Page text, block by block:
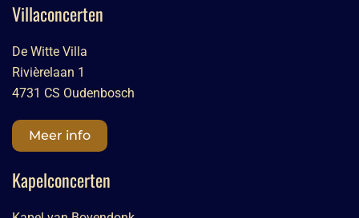
Villaconcerten
De Witte Villa
Rivièrelaan 1
4731 CS Oudenbosch
Meer info
Kapelconcerten